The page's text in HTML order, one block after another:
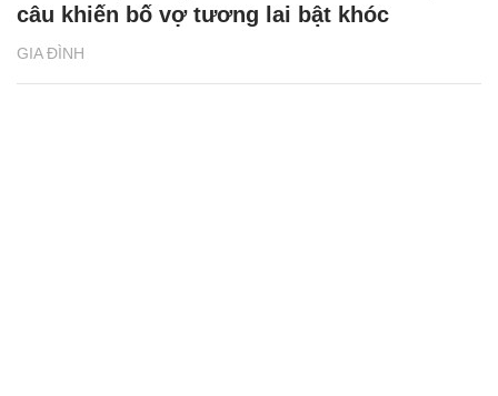
GIA ĐÌNH
câu khiến bố vợ tương lai bật khóc